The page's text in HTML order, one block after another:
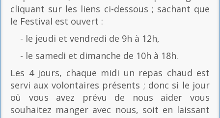
cliquant sur les liens ci-dessous ; sachant que
le Festival est ouvert :
- le jeudi et vendredi de 9h à 12h,
- le samedi et dimanche de 10h à 18h.
Les 4 jours, chaque midi un repas chaud est
servi aux volontaires présents ; donc si le jour
où vous avez prévu de nous aider vous
souhaitez manger avec nous, soit en laissant